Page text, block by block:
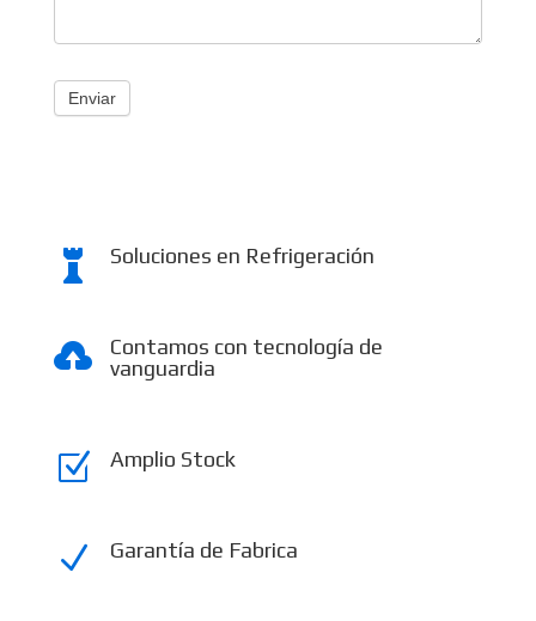
Enviar
 Soluciones en Refrigeración

Contamos con tecnología de
vanguardia
Z Amplio Stock
N Garantía de Fabrica